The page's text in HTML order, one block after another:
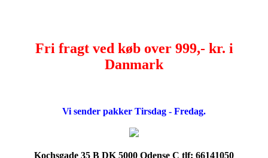
Fri fragt ved køb over 999,- kr. i
Danmark
Vi sender pakker Tirsdag - Fredag.
Kochsgade 35 B DK 5000 Odense C tlf: 66141050